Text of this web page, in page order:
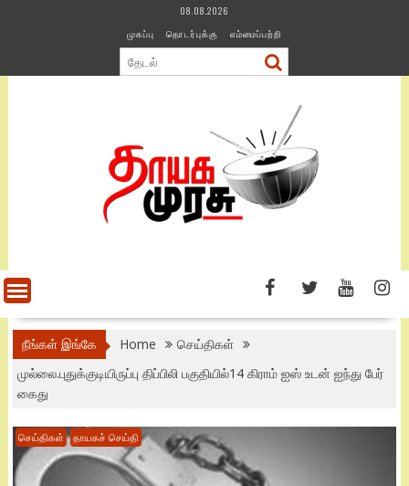
08.08.2026
முகப்பு
தொடர்புக்கு எம்மைப்பற்றி
நீங்கள் இங்கே Home
செய்திகள்
முல்லை.புதுக்குடியிருப்பு திப்பிலி பகுதியில்14 கிராம் ஐஸ் உடன் ஐந்து பேர்
கைது
செய்திகள் தாயகச் செய்தி